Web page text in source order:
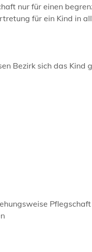
nur für einen
für ein Kind in
Bezirk sich das Kind